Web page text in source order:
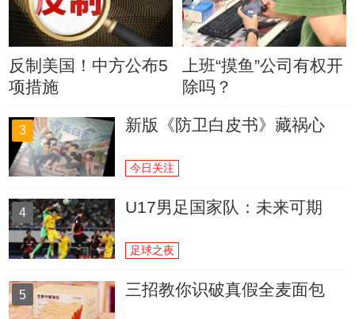
反制美国！中方公布5
项措施
上班“摸鱼”公司有权开
除吗？
3 新版《防卫白皮书》藏祸心
今日关注
4 U17男足国家队：未来可期
足球之夜
5 三招教你识破真假全麦面包